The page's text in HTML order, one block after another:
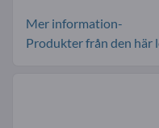
Mer information-
Produkter från den här